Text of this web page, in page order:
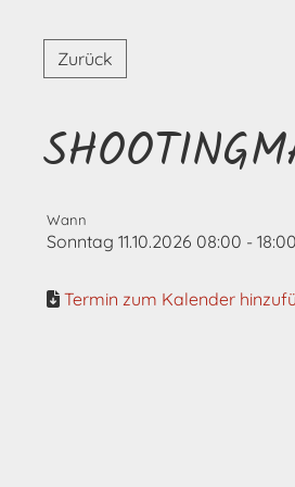
Zurück
Wann
Sonntag 11.10.2026 08:00 - 18:00
Termin zum Kalender